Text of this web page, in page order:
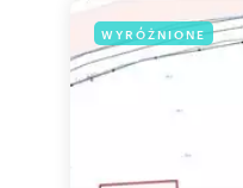
WYRÓŻNIONE